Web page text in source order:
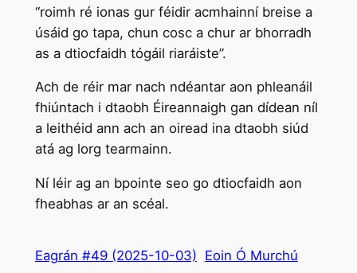
“roimh ré ionas gur féidir acmhainní breise a
úsáid go tapa, chun cosc a chur ar bhorradh
as a dtiocfaidh tógáil riaráiste”.
Ach de réir mar nach ndéantar aon phleanáil
fhiúntach i dtaobh Éireannaigh gan dídean níl
a leithéid ann ach an oiread ina dtaobh siúd
atá ag lorg tearmainn.
Ní léir ag an bpointe seo go dtiocfaidh aon
fheabhas ar an scéal.
Eagrán #49 (2025-10-03) Eoin Ó Murchú